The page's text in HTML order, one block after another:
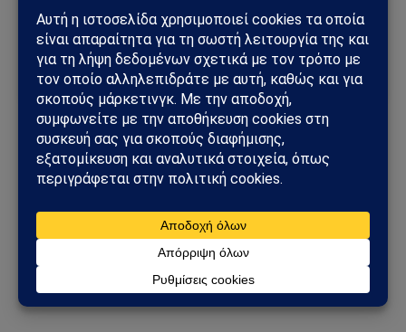
Πρόσθεσε το Sahiel ως προτιμώμενη πηγή για να λαμβάνεις
πρώτος τις σημαντικότερες ειδήσεις και αναλύσεις.
Add as a preferred source
Ελλάδας Κύπρου Φοίβου Κλόκκαρη
Ακολουθήστε στο Instagram
Ακολουθήστε στο YouTube